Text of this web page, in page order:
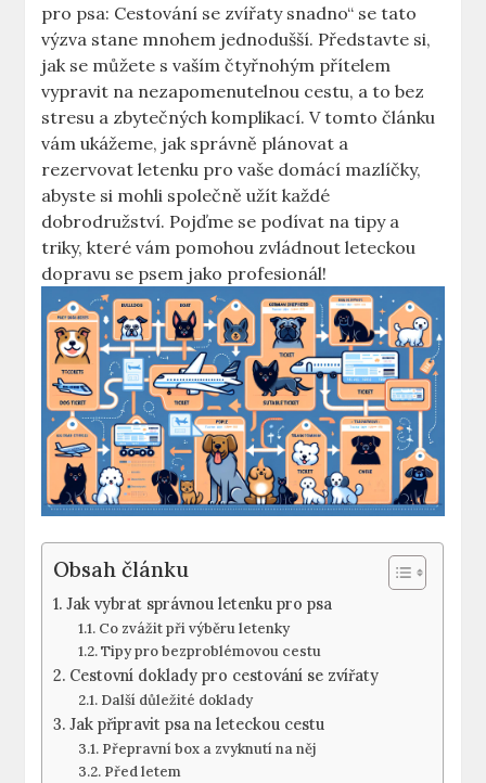
pro psa: Cestování se zvířaty snadno“ se tato
výzva stane mnohem jednodušší. Představte si,
jak se můžete s vaším čtyřnohým přítelem
vypravit na nezapomenutelnou cestu, a to bez
stresu a zbytečných komplikací. V tomto článku
vám ukážeme, jak správně plánovat a
rezervovat letenku pro vaše domácí mazlíčky,
abyste si mohli společně užít každé
dobrodružství. Pojďme se podívat na tipy a
triky, které vám pomohou zvládnout leteckou
dopravu se psem jako profesionál!
Obsah článku
Jak vybrat správnou letenku pro psa
Co zvážit při výběru letenky
Tipy pro bezproblémovou cestu
Cestovní doklady pro cestování se zvířaty
Další důležité doklady
Jak připravit psa na leteckou cestu
Přepravní box a zvyknutí na něj
Před letem